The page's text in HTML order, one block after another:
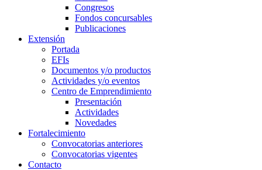
Congresos
Fondos concursables
Publicaciones
Extensión
Portada
EFIs
Documentos y/o productos
Actividades y/o eventos
Centro de Emprendimiento
Presentación
Actividades
Novedades
Fortalecimiento
Convocatorias anteriores
Convocatorias vigentes
Contacto